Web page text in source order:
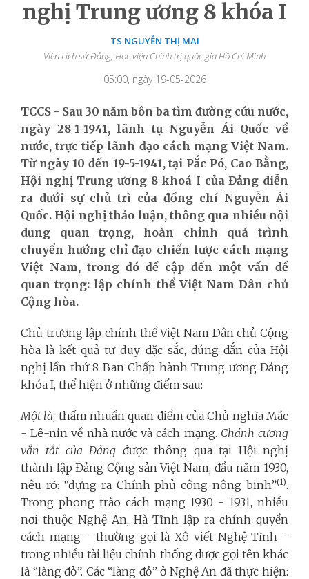
nghị Trung ương 8 khóa I
TS NGUYỄN THỊ MAI
Viện Lịch sử Đảng, Học viện Chính trị quốc gia Hồ Chí Minh
05:00, ngày 19-05-2026
TCCS - Sau 30 năm bôn ba tìm đường cứu nước,
ngày 28-1-1941, lãnh tụ Nguyễn Ái Quốc về
nước, trực tiếp lãnh đạo cách mạng Việt Nam.
Từ ngày 10 đến 19-5-1941, tại Pắc Pó, Cao Bằng,
Hội nghị Trung ương 8 khoá I của Đảng diễn
ra dưới sự chủ trì của đồng chí Nguyễn Ái
Quốc. Hội nghị thảo luận, thông qua nhiều nội
dung quan trọng, hoàn chỉnh quá trình
chuyển hướng chỉ đạo chiến lược cách mạng
Việt Nam, trong đó đề cập đến một vấn đề
quan trọng: lập chính thể Việt Nam Dân chủ
Cộng hòa.
Chủ trương lập chính thể Việt Nam Dân chủ Cộng
hòa là kết quả tư duy đặc sắc, đúng đắn của Hội
nghị lần thứ 8 Ban Chấp hành Trung ương Đảng
khóa I, thể hiện ở những điểm sau:
Một là, thấm nhuần quan điểm của Chủ nghĩa Mác
- Lê-nin về nhà nước và cách mạng. Chánh cương
vắn tắt của Đảng được thông qua tại Hội nghị
thành lập Đảng Cộng sản Việt Nam, đầu năm 1930,
nêu rõ: “dựng ra Chính phủ công nông binh”(1).
Trong phong trào cách mạng 1930 - 1931, nhiều
nơi thuộc Nghệ An, Hà Tĩnh lập ra chính quyền
cách mạng - thường gọi là Xô viết Nghệ Tĩnh -
trong nhiều tài liệu chính thống được gọi tên khác
là “làng đỏ”. Các “làng đỏ” ở Nghệ An đã thực hiện: